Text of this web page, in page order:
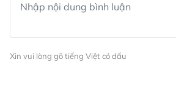
Xin vui lòng gõ tiếng Việt có dấu